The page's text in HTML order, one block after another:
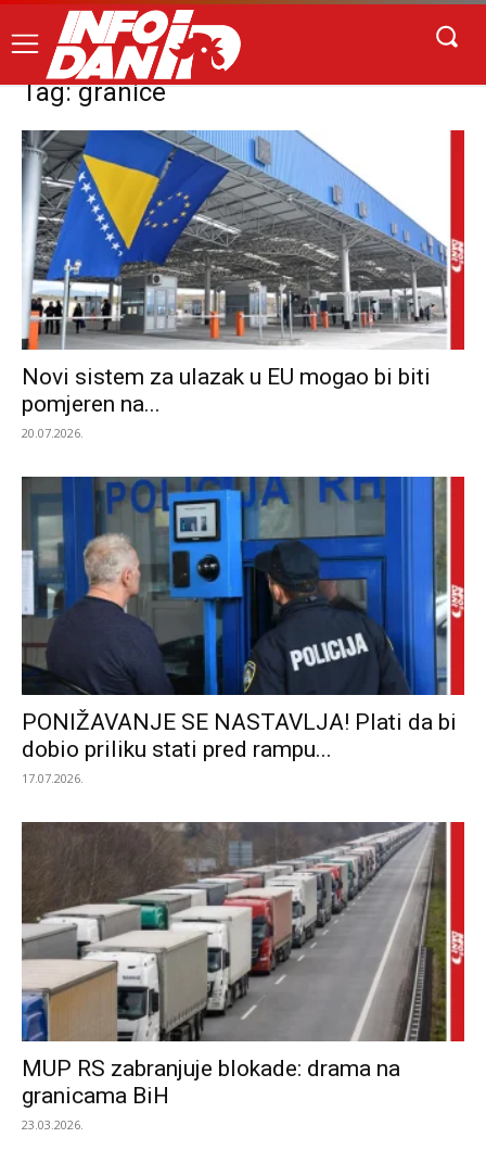
Tag: granice
Novi sistem za ulazak u EU mogao bi biti
pomjeren na...
20.07.2026.
PONIŽAVANJE SE NASTAVLJA! Plati da bi
dobio priliku stati pred rampu...
17.07.2026.
MUP RS zabranjuje blokade: drama na
granicama BiH
23.03.2026.